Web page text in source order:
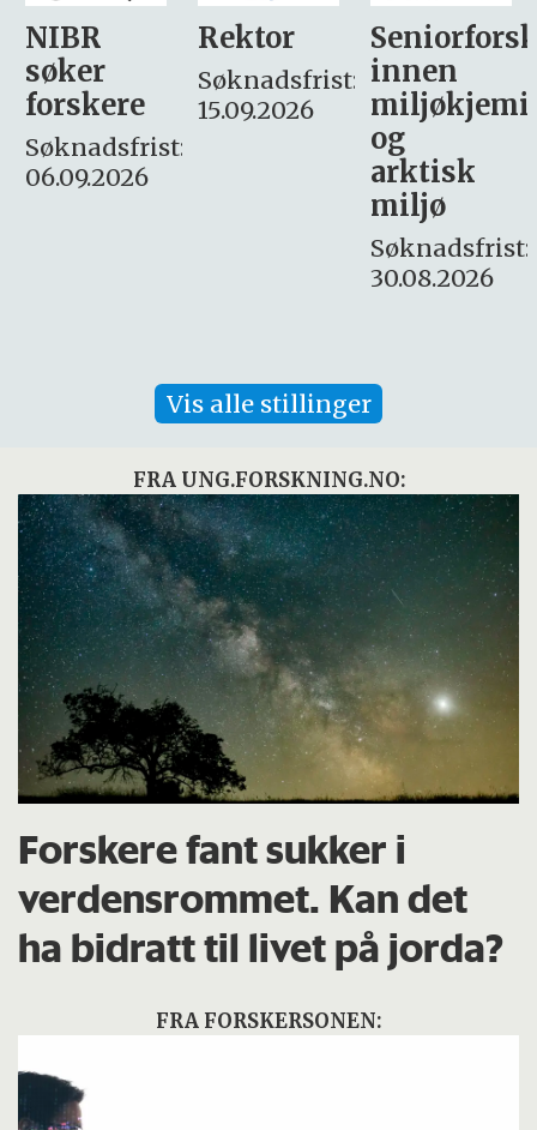
Rektor
Søknadsfrist:
15.09.2026
Seniorforsker
innen
miljøkjemi
søker
– fast
Søknadsfrist:
16. august.
Vis alle stillinger
FRA UNG.FORSKNING.NO:
Forskere fant sukker i
verdensrommet. Kan det
ha bidratt til livet på jorda?
FRA FORSKERSONEN: